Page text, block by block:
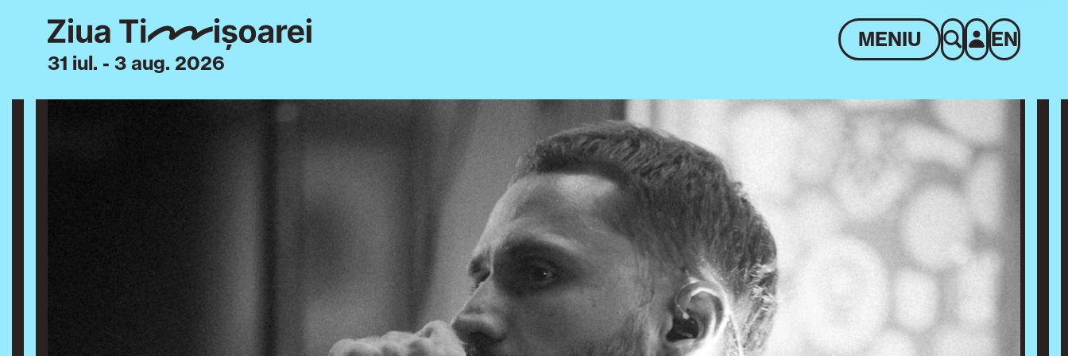
31 iul. - 3 aug. 2026
MENIU EN